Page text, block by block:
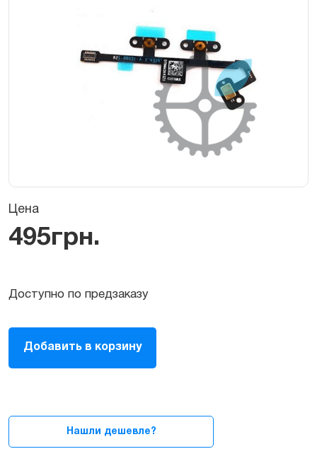
Цена
495грн.
Доступно по предзаказу
Шлейф
кнопок
громкости
Air
Добавить в корзину
Нашли дешевле?